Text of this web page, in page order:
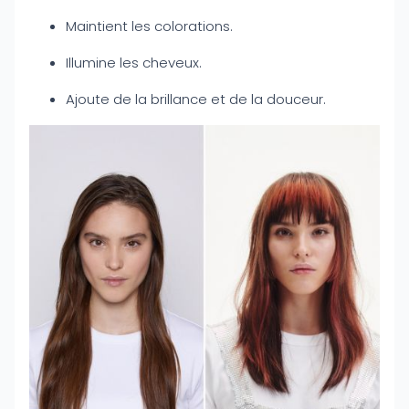
Maintient les colorations.
Illumine les cheveux.
Ajoute de la brillance et de la douceur.